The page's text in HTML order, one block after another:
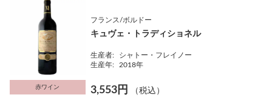
赤ワイン
フランス/ボルドー
キュヴェ・トラディショネル
生産者:
シャトー・フレイノー
生産年:
2018年
3,553円 （税込）